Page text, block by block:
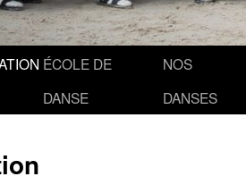
ÉCOLE DE
DANSE
NOS
DANSES